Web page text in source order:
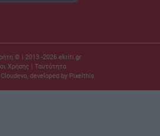
© | 2013 -2026 ekriti.gr
Χρήσης | Ταυτότητα
Cloudevo, developed by Pixelthis